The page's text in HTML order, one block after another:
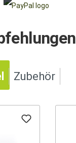
Zubehör